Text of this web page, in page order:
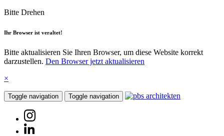
Bitte Drehen
Ihr Browser ist veraltet!
Bitte aktualisieren Sie Ihren Browser, um diese Website korrekt
darzustellen. Den Browser jetzt aktualisieren
×
Toggle navigation Toggle navigation